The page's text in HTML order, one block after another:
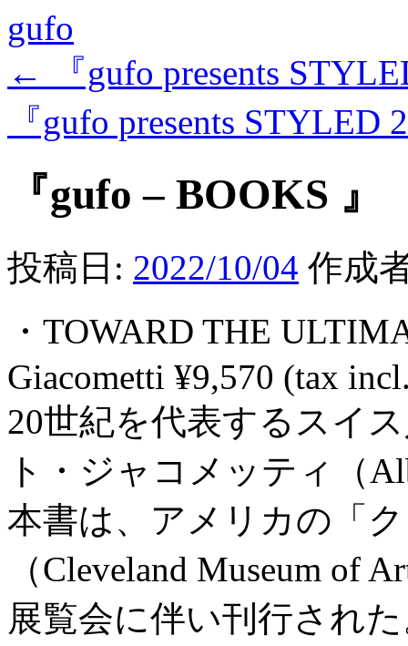
gufo
←
『gufo presents
『gufo presents STYLED
『gufo – BOOKS 』
投稿日: 2022/10/04 作成
・TOWARD THE
Giacometti ¥9,570 (tax
20世紀を代表するスイ
ト・ジャコメッティ（
本書は、アメリカの「
（Cleveland Museum of
展覧会に伴い刊行され